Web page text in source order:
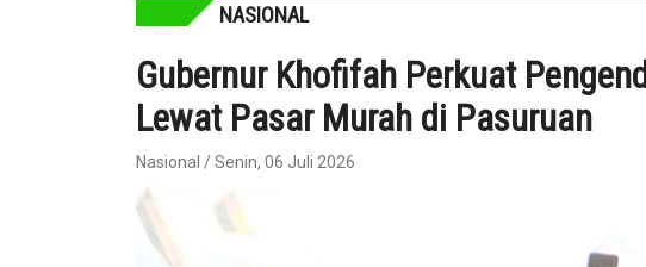
NASIONAL
Gubernur Khofifah Perkuat
Lewat Pasar Murah di Pasuruan
Nasional / Senin, 06 Juli 2026